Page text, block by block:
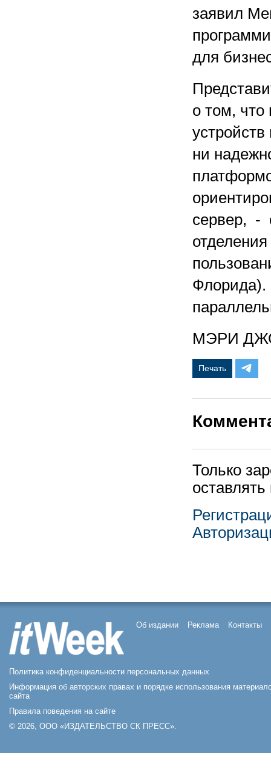
заявил
для
о том, что
ни
сервер, -
Флорида).
МЭРИ
Печать
Только
Об издании Реклама Контакты
Политика конфиденциальности персональных данных
Информация об авторских правах и порядке использования
сайта
Правила поведения на сайте
© 2026, ООО «ИЗДАТЕЛЬСТВО СК ПРЕСС».